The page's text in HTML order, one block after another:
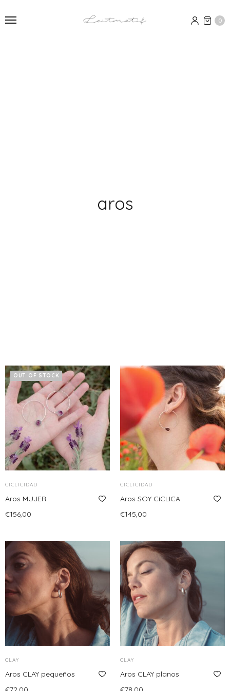
0
aros
OUT OF STOCK
CICLICIDAD
Aros MUJER
€156,00
CICLICIDAD
Aros SOY CíCLICA
€145,00
CLAY
Aros CLAY pequeños
CLAY
Aros CLAY planos